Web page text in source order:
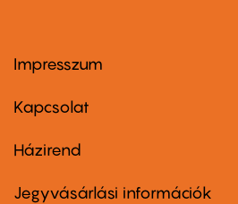
Footer
first
Impresszum
Kapcsolat
Footer
second
Házirend
Jegyvásárlási információk